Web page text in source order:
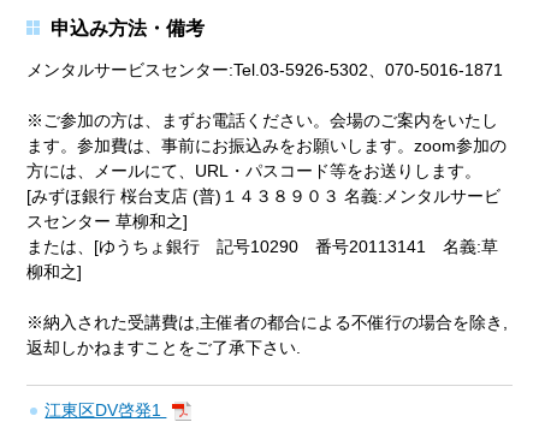
申込み方法・備考
メンタルサービスセンター:Tel.03-5926-5302、070-5016-1871
※ご参加の方は、まずお電話ください。会場のご案内をいたし
ます。参加費は、事前にお振込みをお願いします。zoom参加の
方には、メールにて、URL・パスコード等をお送りします。
[みずほ銀行 桜台支店 (普)１４３８９０３ 名義:メンタルサービ
スセンター 草柳和之]
または、[ゆうちょ銀行 記号10290 番号20113141 名義:草
柳和之]
※納入された受講費は,主催者の都合による不催行の場合を除き,
返却しかねますことをご了承下さい.
江東区DV啓発1